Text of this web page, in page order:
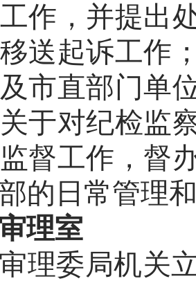
作，并提出
送起诉工作
市直部门单
于对纪检监
督工作，督
的日常管理
理室
理委局机关